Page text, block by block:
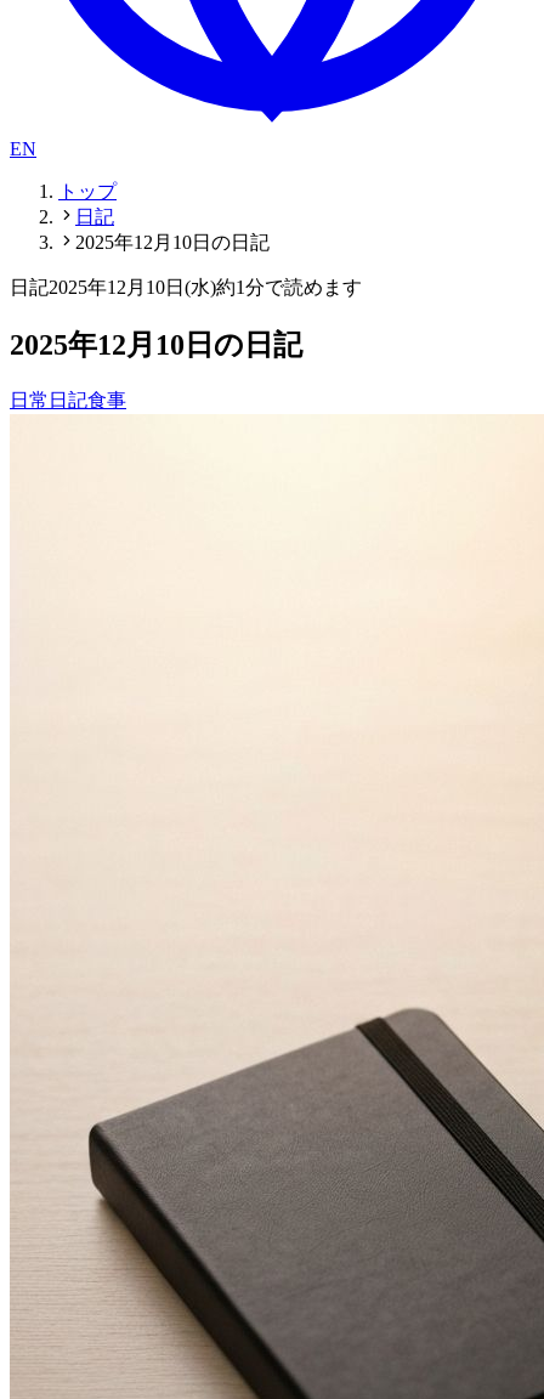
EN
トップ
日記
2025年12月10日の日記
日記2025年12月10日(水)約1分で読めます
2025年12月10日の日記
日常 日記食事